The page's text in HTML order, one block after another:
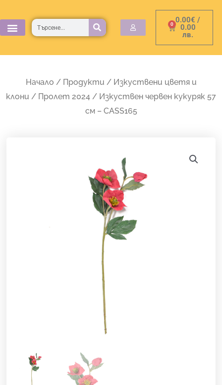
to
content
0.00€ /
0.00
лв.
0
Cart
Търсене
Начало / Продукти / Изкуствени цветя и
клони / Пролет 2024 / Изкуствен червен кукуряк 57
см – CASS165